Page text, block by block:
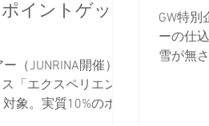
ポイントゲッ
（JUNRINA開催）
「エクスペリエンス
象。実質10%のポイ
GW特
ーの仕
雪が無